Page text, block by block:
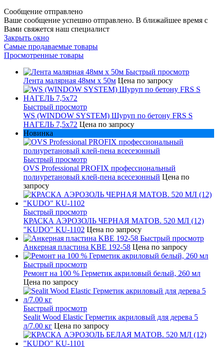
Сообщение отправлено
Ваше сообщение успешно отправлено. В ближайшее время с
Вами свяжется наш специалист
Закрыть окно
Самые продаваемые товары
Просмотренные товары
Быстрый просмотр
Лента малярная 48мм х 50м Цена по запросу
Быстрый просмотр
WS (WINDOW SYSTEM) Шуруп по бетону FRS S
НАГЕЛЬ 7,5х72 Цена по запросу
Новинка
Быстрый просмотр
OVS Professional PROFIX профессиональный
полиуретановый клей-пена всесезонный Цена по
запросу
Быстрый просмотр
КРАСКА АЭРОЗОЛЬ ЧЕРНАЯ МАТОВ. 520 МЛ (12)
"KUDO" KU-1102 Цена по запросу
Быстрый просмотр
Анкерная пластина KBE 192-58 Цена по запросу
Быстрый просмотр
Ремонт на 100 % Герметик акриловый белый, 260 мл
Цена по запросу
Быстрый просмотр
Sealit Wood Elastic Герметик акриловый для дерева 5
л/7.00 кг Цена по запросу